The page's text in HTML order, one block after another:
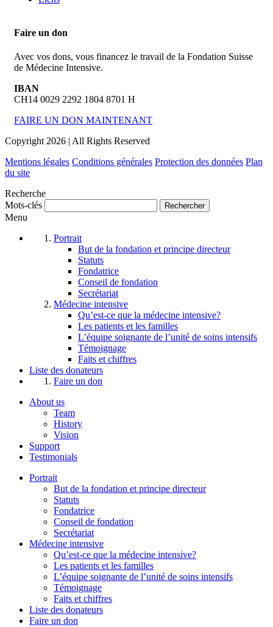
Faire un don
Avec vos dons, vous financez le travail de la Fondation Suisse
de Médecine Intensive.
IBAN
CH14 0029 2292 1804 8701 H
FAIRE UN DON MAINTENANT
Copyright 2026 | All Rights Reserved
Mentions légales Conditions générales Protection des données Plan
du site
Recherche
Mots-clés
Menu
Portrait
But de la fondation et principe directeur
Statuts
Fondatrice
Conseil de fondation
Secrétariat
Médecine intensive
Qu’est-ce que la médecine intensive?
Les patients et les familles
L’équipe soignante de l’unité de soins intensifs
Témoignage
Faits et chiffres
Liste des donateurs
Faire un don
About us
Team
History
Vision
Support
Testimonials
Portrait
But de la fondation et principe directeur
Statuts
Fondatrice
Conseil de fondation
Secrétariat
Médecine intensive
Qu’est-ce que la médecine intensive?
Les patients et les familles
L’équipe soignante de l’unité de soins intensifs
Témoignage
Faits et chiffres
Liste des donateurs
Faire un don